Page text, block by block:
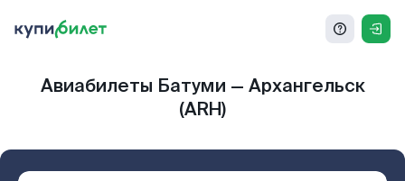
Авиабилеты Батуми — Архангельск
(ARH)